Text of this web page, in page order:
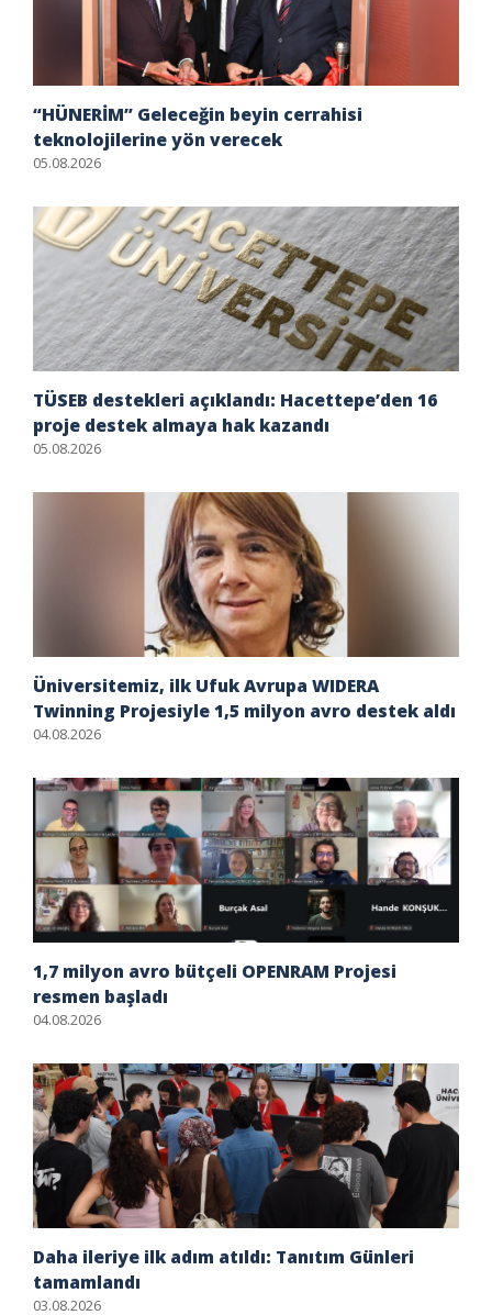
“HÜNERİM” Geleceğin beyin cerrahisi
teknolojilerine yön verecek
05.08.2026
TÜSEB destekleri açıklandı: Hacettepe’den 16
proje destek almaya hak kazandı
05.08.2026
Üniversitemiz, ilk Ufuk Avrupa WIDERA
Twinning Projesiyle 1,5 milyon avro destek aldı
04.08.2026
1,7 milyon avro bütçeli OPENRAM Projesi
resmen başladı
04.08.2026
Daha ileriye ilk adım atıldı: Tanıtım Günleri
tamamlandı
03.08.2026